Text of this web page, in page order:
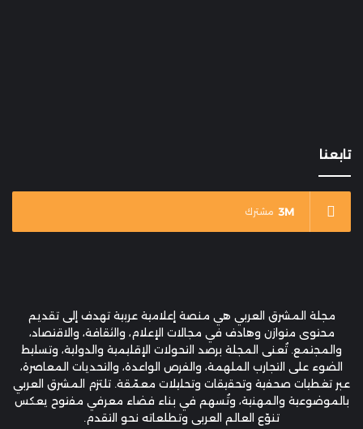
تابعنا
3M مشترك
مجلة المشرق العربي هي منصة إعلامية عربية تهدف إلى تقديم
محتوى متوازن وهادف في مجالات الإعلام، والثقافة، والاقتصاد،
والمجتمع. تُعنى المجلة برصد التحولات الإقليمية والدولية، وتسليط
الضوء على التجارب الملهمة، والفرص الواعدة، والتحديات المعاصرة،
عبر تغطيات صحفية وتحقيقات وتحليلات معمّقة. تلتزم المشرق العربي
بالموضوعية والمهنية، وتُسهم في بناء فضاء معرفي مفتوح يعكس
تنوّع العالم العربي وتطلعاته نحو التقدم.